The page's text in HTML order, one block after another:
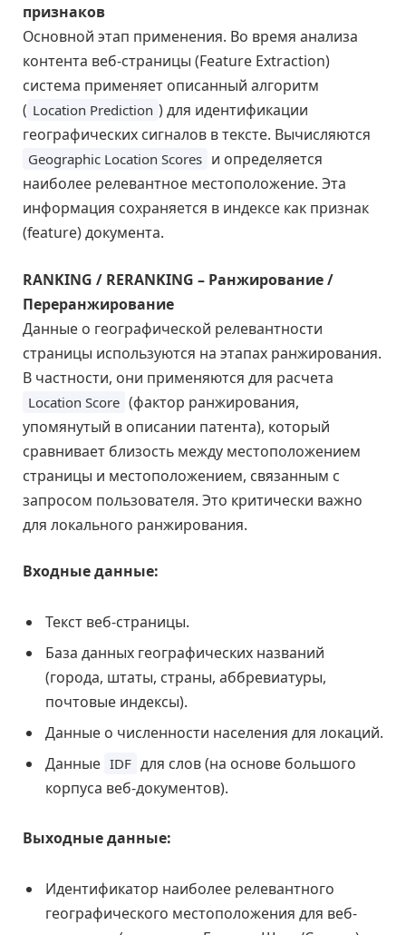
признаков
Основной этап применения. Во время анализа
контента веб-страницы (Feature Extraction)
система применяет описанный алгоритм
( Location Prediction ) для идентификации
географических сигналов в тексте. Вычисляются
Geographic Location Scores и определяется
наиболее релевантное местоположение. Эта
информация сохраняется в индексе как признак
(feature) документа.
RANKING / RERANKING – Ранжирование /
Переранжирование
Данные о географической релевантности
страницы используются на этапах ранжирования.
В частности, они применяются для расчета
Location Score (фактор ранжирования,
упомянутый в описании патента), который
сравнивает близость между местоположением
страницы и местоположением, связанным с
запросом пользователя. Это критически важно
для локального ранжирования.
Входные данные:
Текст веб-страницы.
База данных географических названий
(города, штаты, страны, аббревиатуры,
почтовые индексы).
Данные о численности населения для локаций.
Данные IDF для слов (на основе большого
корпуса веб-документов).
Выходные данные:
Идентификатор наиболее релевантного
географического местоположения для веб-